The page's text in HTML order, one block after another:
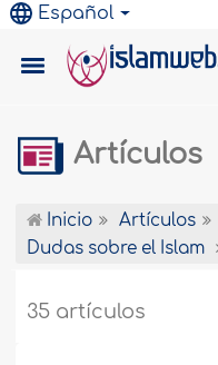
Español
Artículos
Inicio Artículos
Dudas sobre el Islam
35 artículos